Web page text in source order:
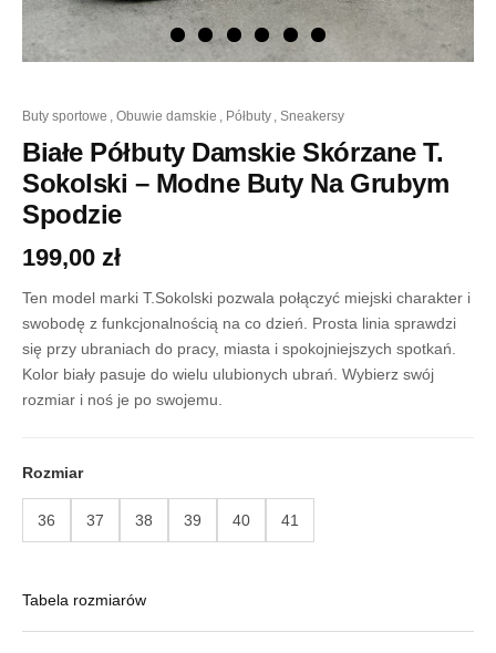
buty sportowe , obuwie damskie , półbuty , sneakersy
Białe Półbuty Damskie Skórzane T.
Sokolski – Modne Buty Na Grubym
Spodzie
199,00 zł
Ten model marki T.Sokolski pozwala połączyć miejski charakter i
swobodę z funkcjonalnością na co dzień. Prosta linia sprawdzi
się przy ubraniach do pracy, miasta i spokojniejszych spotkań.
Kolor biały pasuje do wielu ulubionych ubrań. Wybierz swój
rozmiar i noś je po swojemu.
Rozmiar
36 37 38 39 40 41
Tabela rozmiarów
Białe
Damskie
Skórzane
T.
Sokolski
Modne
Na
Grubym
Spodzie